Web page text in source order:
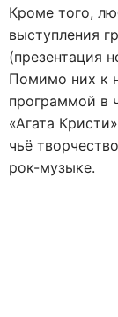
Кроме того,
выступления
(презентация
Помимо них к
программой в
«Агата
чьё
рок-музыке.